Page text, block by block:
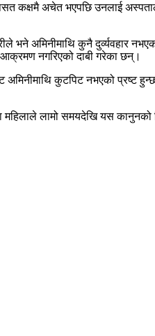
कक्षमै अचेत भएपछि उनलाई
भने अमिनीमाथि कुनै दुर्व्यवहार
आक्रमण नगरिएको दाबी गरेका छन्।
कुटपिट नभएको प्रष्ट
महिलाले लामो समयदेखि यस